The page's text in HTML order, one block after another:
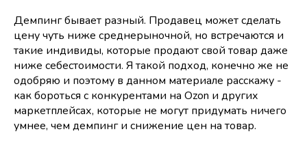
Демпинг бывает разный. Продавец может сделать
цену чуть ниже среднерыночной, но встречаются и
такие индивиды, которые продают свой товар даже
ниже себестоимости. Я такой подход, конечно же не
одобряю и поэтому в данном материале расскажу -
как бороться с конкурентами на Ozon и других
маркетплейсах, которые не могут придумать ничего
умнее, чем демпинг и снижение цен на товар.